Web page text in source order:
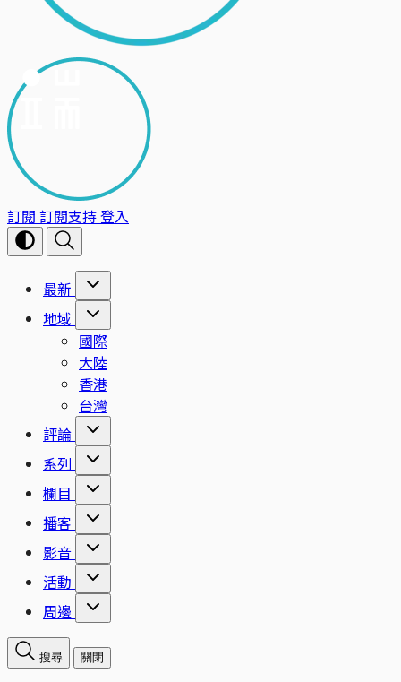
訂閱 訂閱支持登入
最新
地域
國際
大陸
香港
台灣
評論
系列
欄目
播客
影音
活動
周邊
搜尋 關閉